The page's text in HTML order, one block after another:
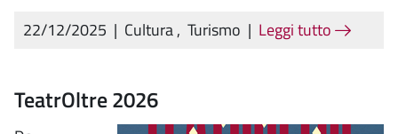
22/12/2025 | Cultura, Turismo | Leggi tutto
TeatrOltre 2026